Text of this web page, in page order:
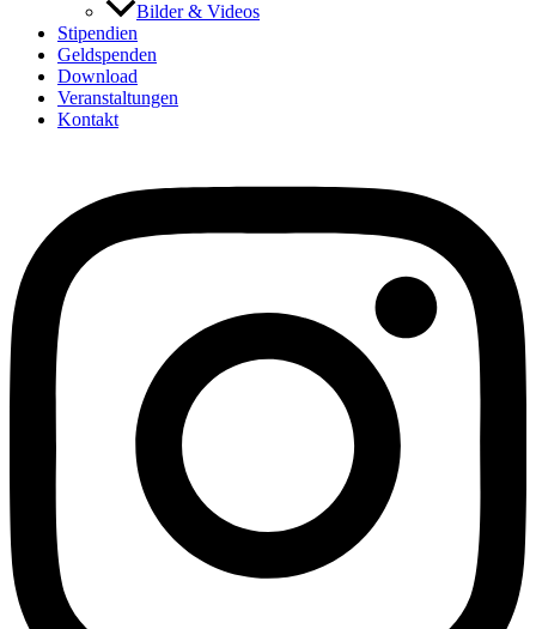
Bilder & Videos
Stipendien
Geldspenden
Download
Veranstaltungen
Kontakt